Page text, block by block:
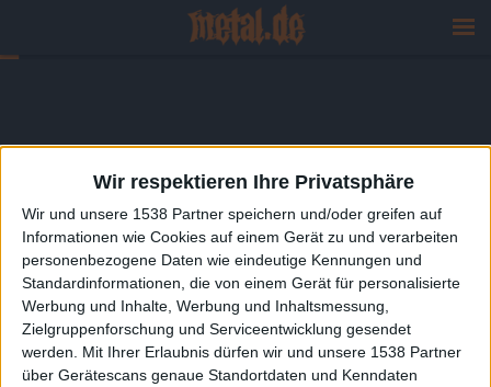
Wir respektieren Ihre Privatsphäre
Wir und unsere 1538 Partner speichern und/oder greifen auf
Informationen wie Cookies auf einem Gerät zu und verarbeiten
personenbezogene Daten wie eindeutige Kennungen und
Standardinformationen, die von einem Gerät für personalisierte
Werbung und Inhalte, Werbung und Inhaltsmessung,
Zielgruppenforschung und Serviceentwicklung gesendet
werden.
Mit Ihrer Erlaubnis dürfen wir und unsere 1538 Partner
über Gerätescans genaue Standortdaten und Kenndaten